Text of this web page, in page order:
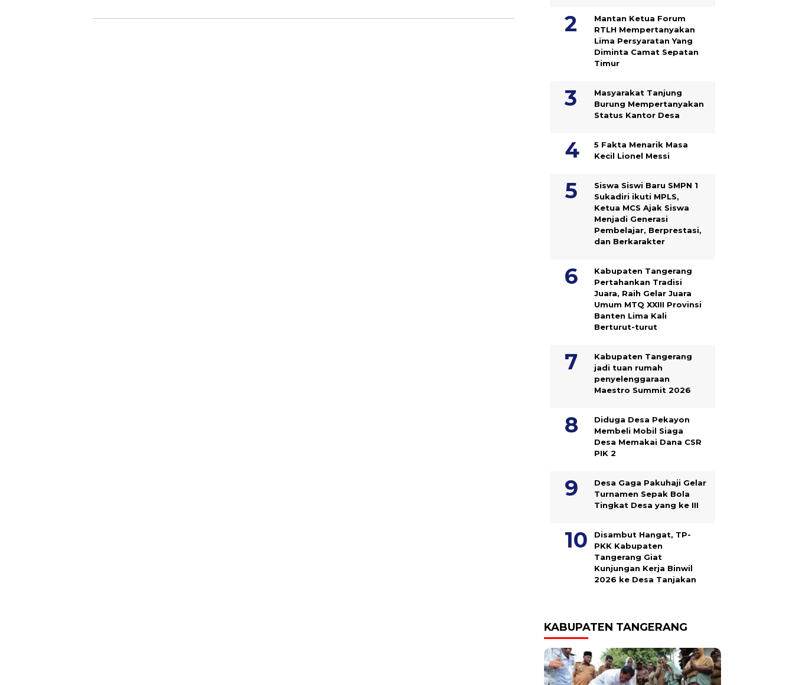
Mantan Ketua Forum
RTLH Mempertanyakan
Lima Persyaratan Yang
Diminta Camat Sepatan
Timur
Masyarakat Tanjung
Burung Mempertanyakan
Status Kantor Desa
5 Fakta Menarik Masa
Kecil Lionel Messi
Siswa Siswi Baru SMPN 1
Sukadiri ikuti MPLS,
Ketua MCS Ajak Siswa
Menjadi Generasi
Pembelajar, Berprestasi,
dan Berkarakter
Kabupaten Tangerang
Pertahankan Tradisi
Juara, Raih Gelar Juara
Umum MTQ XXIII Provinsi
Banten Lima Kali
Berturut-turut
Kabupaten Tangerang
jadi tuan rumah
penyelenggaraan
Maestro Summit 2026
Diduga Desa Pekayon
Membeli Mobil Siaga
Desa Memakai Dana CSR
PIK 2
Desa Gaga Pakuhaji Gelar
Turnamen Sepak Bola
Tingkat Desa yang ke III
Disambut Hangat, TP-
PKK Kabupaten
Tangerang Giat
Kunjungan Kerja Binwil
2026 ke Desa Tanjakan
KABUPATEN TANGERANG